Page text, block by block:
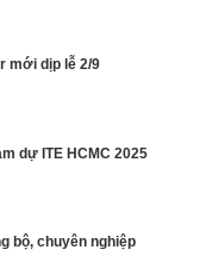
mới dịp lễ 2/9
dự ITE HCMC 2025
bộ, chuyên nghiệp